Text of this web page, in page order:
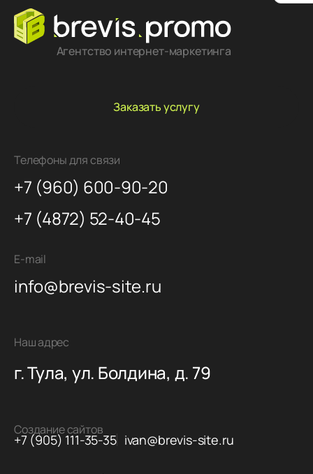
Агентство интернет-маркетинга
E-mail
info@brevis-site.ru
Телефоны для связи
+7 (960) 600-90-20
+7 (4872) 52-40-45
Заказать услугу
Наш адрес
г. Тула, ул. Болдина, д. 79
Создание сайтов
+7 (905) 111-35-35 ivan@brevis-site.ru